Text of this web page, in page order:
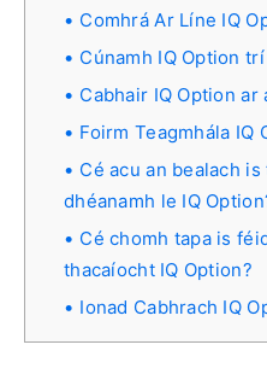
Comhrá Ar Líne IQ
Cúnamh IQ Option
Cabhair IQ Option ar
Foirm Teagmhála IQ
Cé acu an bealach
dhéanamh le IQ
Cé chomh tapa is
thacaíocht IQ Option?
Ionad Cabhrach IQ